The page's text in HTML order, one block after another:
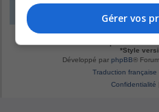
LE DOMAINE BLEU
*Original by
*Style
Développé par phpBB®
Traduction française
Confidentialité
Gérer vos